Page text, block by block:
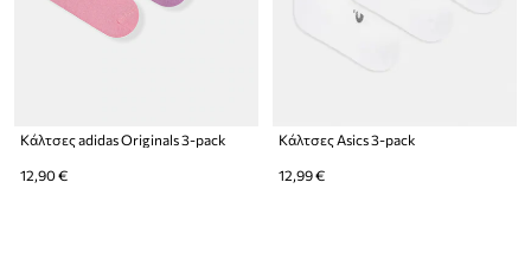
Κάλτσες adidas Originals 3-pack
12,90 €
Κάλτσες Asics 3-pack
12,99 €